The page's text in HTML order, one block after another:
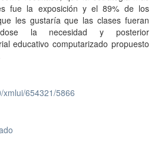
fue la exposición y el 89% de los
les gustaría que las clases fueran
la necesidad y posterior
educativo computarizado propuesto
654321/5866